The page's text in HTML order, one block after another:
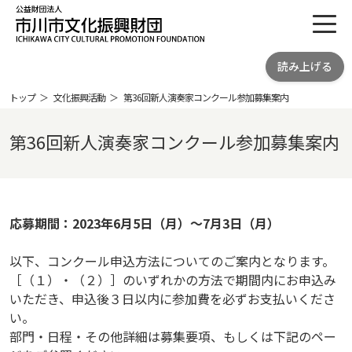
公益財団法人 市川市文化振興財団
PROMOTION FOUNDATION
読み上げる
トップ 文化振興活動 第36回新人演奏家コンクール参加募集案内
第36回新人演奏家コンクール参加募集案内
応募期間：2023年6月5日（月）～7月3日（月）
以下、コンクール申込方法についてのご案内となります。
［（１）・（２）］のいずれかの方法で期間内にお申込み
いただき、申込後３日以内に参加費を必ずお支払いくださ
い。
部門・日程・その他詳細は募集要項、もしくは下記のペー